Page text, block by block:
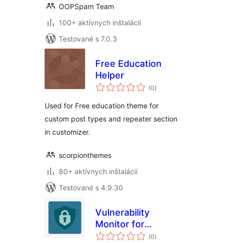
OOPSpam Team
100+ aktívnych inštalácií
Testované s 7.0.3
Free Education
Helper
(0celkové
hodnotenie
)
Used for Free education theme for
custom post types and repeater section
in customizer.
scorpionthemes
80+ aktívnych inštalácií
Testované s 4.9.30
Vulnerability
Monitor for
Wordfence
(0celkové
hodnotenie
)